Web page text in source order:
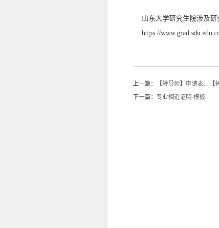
山东大学研究生院涉及
https://
上一篇：
【转导师】申请表、【
下一篇： 专业相近证明-模板